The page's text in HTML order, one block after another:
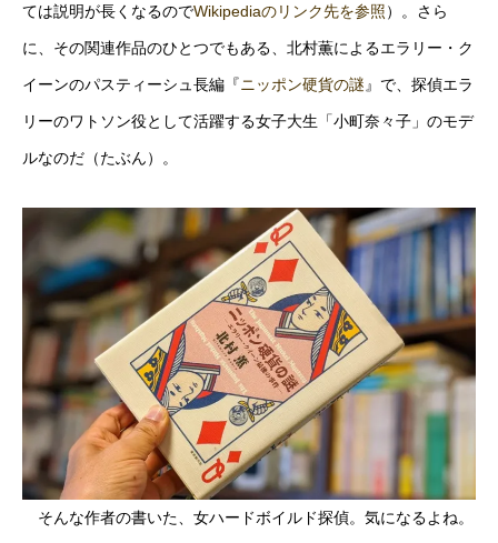
ては説明が長くなるのでWikipediaのリンク先を参照）。さら
に、その関連作品のひとつでもある、北村薫によるエラリー・ク
イーンのパスティーシュ長編『ニッポン硬貨の謎 』で、探偵エラ
リーのワトソン役として活躍する女子大生「小町奈々子」のモデ
ルなのだ（たぶん）。
そんな作者の書いた、女ハードボイルド探偵。気になるよね。